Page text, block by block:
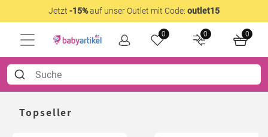
Jetzt -15%auf unser Outlet mit Code: outlet15
0 0 0
Topseller